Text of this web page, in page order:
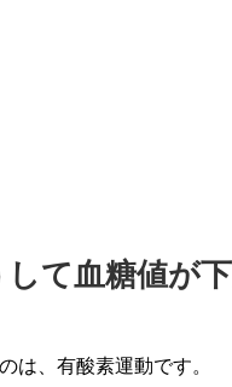
て血糖値が
は、有酸素運動です。